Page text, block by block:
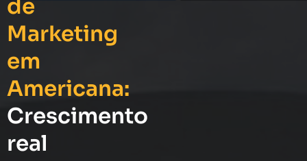
de
Marketing
em
Americana:
Crescimento
real